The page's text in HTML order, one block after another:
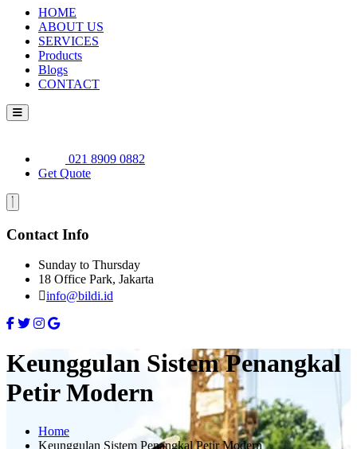
HOME
ABOUT US
SERVICES
Products
Blogs
CONTACT
021 8909 0882
Get Quote
Contact Info
Sunday to Thursday
18 Office Park, Jakarta
info@bildi.id
Keunggulan Sistem Penangkal
Petir Modern
Home
Keunggulan Sistem Penangkal Petir Modern